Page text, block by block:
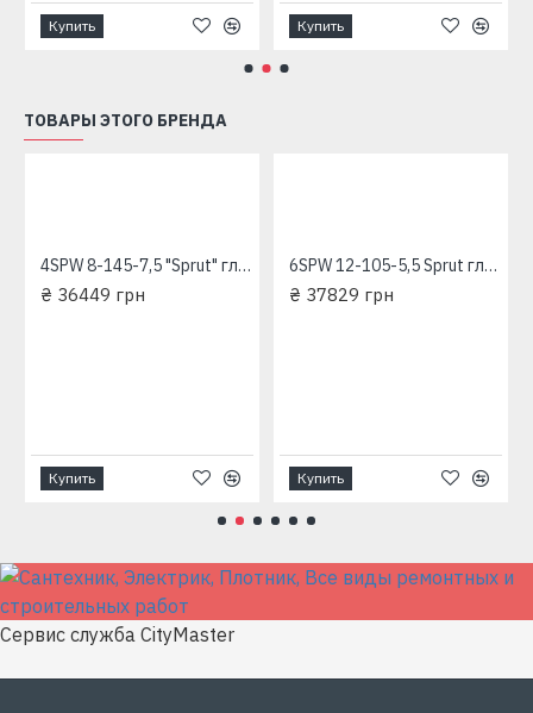
Купить Купить
ТОВАРЫ ЭТОГО БРЕНДА
4SPW 8-145-7,5 "Sprut" глубинный насос для скважин
₴ 36449 грн
Купить
6SPW 12-105-5,5 Sprut глубинный насос для скважин
₴ 37829 грн
Купить
Сервис служба CityMaster